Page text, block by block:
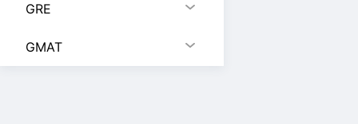
GRE
GMAT